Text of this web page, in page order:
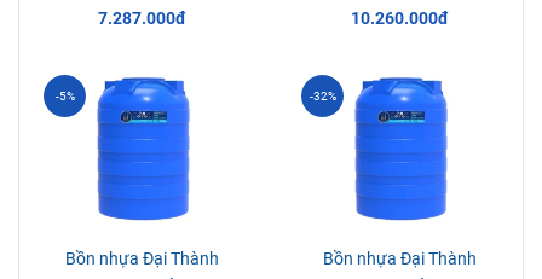
7.287.000đ
10.260.000đ
Bồn nhựa Đại Thành
-5%
Bồn nhựa Đại Thành
-32%